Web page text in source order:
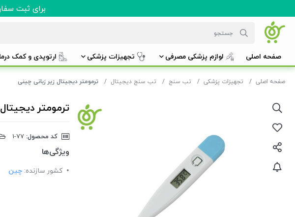
برای ثبت
صفحه اصلی لوازم پزشکی مصرفی تجهیزات پزشکی ارتوپدی و کمک
صفحه اصلی تجهیزات پزشکی تب سنج تب سنج دیجیتال ترمومتر دیجیتال زیر زبانی چینی
ترمومتر
کد محصول:
ویژگی‌ها
کشور سازنده: چین